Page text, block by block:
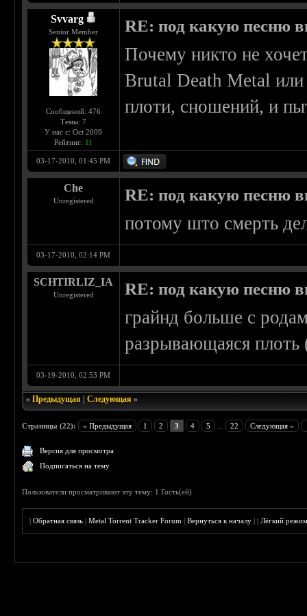
Svvarg
Senior Member
Сообщений: 476
Темы: 7
У нас с: Oct 2009
Рейтинг: 11
RE: под какую песню
Почему никто не
Brutal Death Metal или
плоти, сношений, и
03-17-2010, 01:45 PM
Che
Unregistered RE: под какую песню
потому што смерть
03-17-2010, 02:14 PM
SCHTIRLIZ_IA
Unregistered RE: под какую песню
грайнд больше с
разрывающаяся плоть
03-19-2010, 02:53 PM
«Предыдущая |Следующая »
Страницы (22): « Предыдущая 1 2 3 4 5 22 Следующая »
Версия для просмотра
Подписаться на тему
Пользователи просматривают эту тему: 1 Гость(ей)
|Обратная связь |Metal Torrent Tracker Forum |Вернуться к началу ||Лёгкий